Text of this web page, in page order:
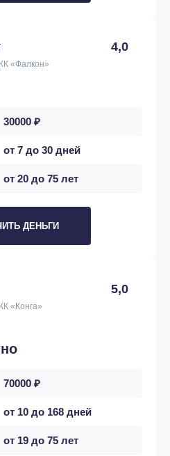
4,0
«Фалкон»
30000 ₽
от 7 до 30 дней
от 20 до 75 лет
ДЕНЬГИ
5,0
«Конга»
70000 ₽
от 10 до 168 дней
от 19 до 75 лет